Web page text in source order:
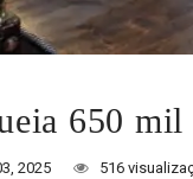
650 mil
2025 516